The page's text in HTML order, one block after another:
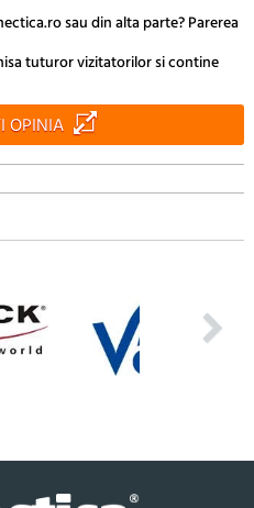
sau din alta parte? Parerea
tuturor vizitatorilor si contine
OPINIA